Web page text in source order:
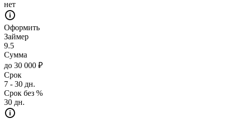
нет
Оформить
Займер
9.5
Сумма
до 30 000 ₽
Срок
7 - 30 дн.
Срок без %
30 дн.